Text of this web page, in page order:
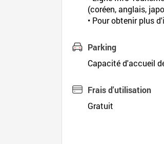
(coréen, anglais,
• Pour obtenir plus
Parking
Capacité d'accueil
Frais d'utilisation
Gratuit